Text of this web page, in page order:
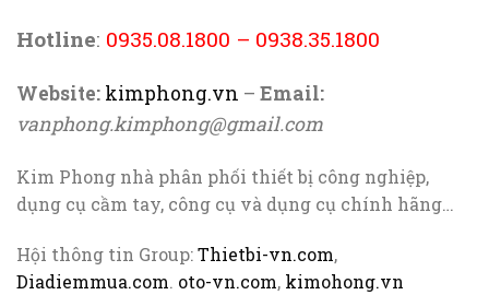
Hotline: 0935.08.1800 – 0938.35.1800
Website: kimphong.vn – Email:
vanphong.kimphong@gmail.com
Kim Phong nhà phân phối thiết bị công nghiệp,
dụng cụ cầm tay, công cụ và dụng cụ chính hãng…
Hội thông tin Group:Thietbi-vn.com,
Diadiemmua.com. oto-vn.com, kimohong.vn